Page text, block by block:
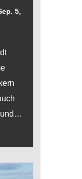
5,
und…